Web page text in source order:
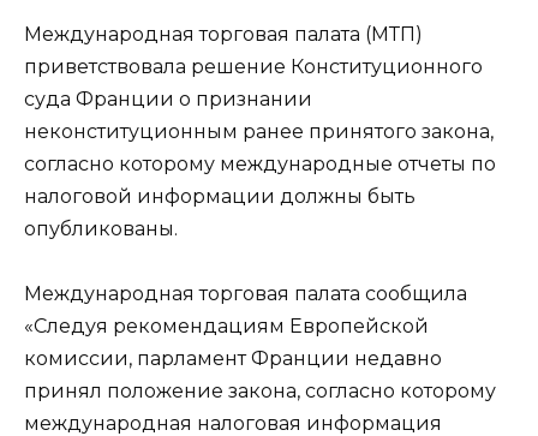
Международная торговая палата (МТП)
приветствовала решение Конституционного
суда Франции о признании
неконституционным ранее принятого закона,
согласно которому международные отчеты по
налоговой информации должны быть
опубликованы.
Международная торговая палата сообщила
«Следуя рекомендациям Европейской
комиссии, парламент Франции недавно
принял положение закона, согласно которому
международная налоговая информация